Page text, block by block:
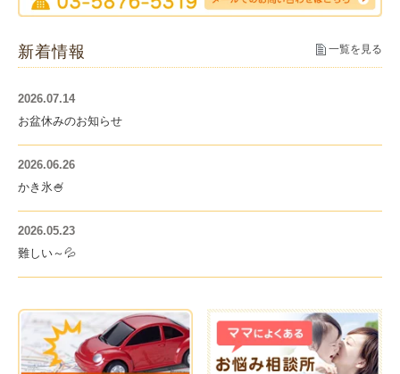
新着情報 一覧を見る
2026.07.14
お盆休みのお知らせ
2026.06.26
かき氷🍧
2026.05.23
難しい～💦